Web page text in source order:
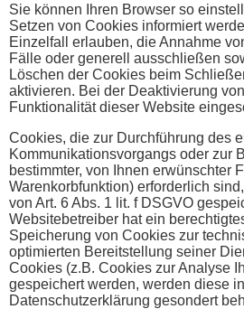
Sie können Ihren Browser so
Setzen von Cookies informiert
Einzelfall erlauben, die Annahme
Fälle oder generell ausschließen
Löschen der Cookies beim
aktivieren. Bei der Deaktivierung
Funktionalität dieser Website
Cookies, die zur Durchführung des
Kommunikationsvorgangs oder zur
bestimmter, von Ihnen erwünschter
Warenkorbfunktion) erforderlich
von Art. 6 Abs. 1 lit. f DSGVO
Websitebetreiber hat ein
Speicherung von Cookies zur
optimierten Bereitstellung seiner
Cookies (z.B. Cookies zur Analyse
gespeichert werden, werden diese
Datenschutzerklärung gesondert